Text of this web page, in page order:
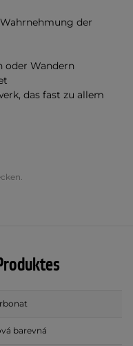
der
oder Wandern
das fast zu allem
barevná